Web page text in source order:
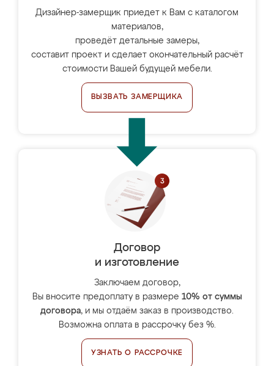
Дизайнер-замерщик приедет к Вам с каталогом
материалов,
проведёт детальные замеры,
составит проект и сделает окончательный расчёт
стоимости Вашей будущей мебели.
ВЫЗВАТЬ ЗАМЕРЩИКА
Договор
и изготовление
Заключаем договор,
Вы вносите предоплату в размере 10% от суммы
договора, и мы отдаём заказ в производство.
Возможна оплата в рассрочку без %.
УЗНАТЬ О РАССРОЧКЕ